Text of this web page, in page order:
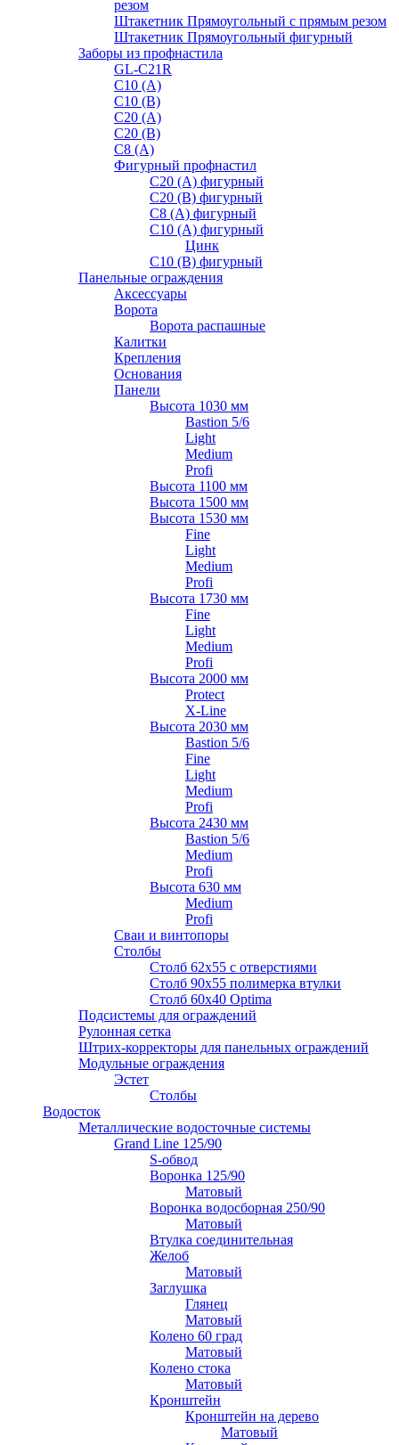
резом
Штакетник Прямоугольный с прямым резом
Штакетник Прямоугольный фигурный
Заборы из профнастила
GL-С21R
С10 (A)
С10 (В)
С20 (А)
С20 (В)
С8 (A)
Фигурный профнастил
С20 (A) фигурный
С20 (В) фигурный
С8 (A) фигурный
С10 (A) фигурный
Цинк
С10 (В) фигурный
Панельные ограждения
Аксессуары
Ворота
Ворота распашные
Калитки
Крепления
Основания
Панели
Высота 1030 мм
Bastion 5/6
Light
Medium
Profi
Высота 1100 мм
Высота 1500 мм
Высота 1530 мм
Fine
Light
Medium
Profi
Высота 1730 мм
Fine
Light
Medium
Profi
Высота 2000 мм
Protect
X-Line
Высота 2030 мм
Bastion 5/6
Fine
Light
Medium
Profi
Высота 2430 мм
Bastion 5/6
Medium
Profi
Высота 630 мм
Medium
Profi
Сваи и винтопоры
Столбы
Cтолб 62х55 с отверстиями
Cтолб 90х55 полимерка втулки
Столб 60х40 Optima
Подсистемы для ограждений
Рулонная сетка
Штрих-корректоры для панельных ограждений
Модульные ограждения
Эстет
Столбы
Водосток
Металлические водосточные системы
Grand Line 125/90
S-обвод
Воронка 125/90
Матовый
Воронка водосборная 250/90
Матовый
Втулка соединительная
Желоб
Матовый
Заглушка
Глянец
Матовый
Колено 60 град
Матовый
Колено стока
Матовый
Кронштейн
Кронштейн на дерево
Матовый